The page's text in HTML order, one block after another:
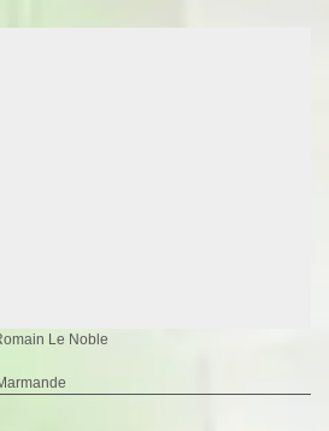
Le Noble